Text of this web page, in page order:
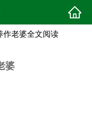
作老婆全文阅读
婆